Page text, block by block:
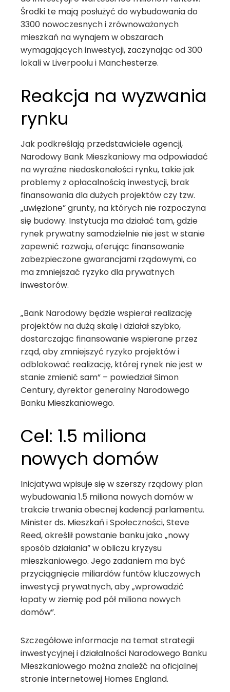
Środki te mają posłużyć do wybudowania do
3300 nowoczesnych i zrównoważonych
mieszkań na wynajem w obszarach
wymagających inwestycji, zaczynając od 300
lokali w Liverpoolu i Manchesterze.
Reakcja na wyzwania
rynku
Jak podkreślają przedstawiciele agencji,
Narodowy Bank Mieszkaniowy ma odpowiadać
na wyraźne niedoskonałości rynku, takie jak
problemy z opłacalnością inwestycji, brak
finansowania dla dużych projektów czy tzw.
„uwięzione” grunty, na których nie rozpoczyna
się budowy. Instytucja ma działać tam, gdzie
rynek prywatny samodzielnie nie jest w stanie
zapewnić rozwoju, oferując finansowanie
zabezpieczone gwarancjami rządowymi, co
ma zmniejszać ryzyko dla prywatnych
inwestorów.
„Bank Narodowy będzie wspierał realizację
projektów na dużą skalę i działał szybko,
dostarczając finansowanie wspierane przez
rząd, aby zmniejszyć ryzyko projektów i
odblokować realizację, której rynek nie jest w
stanie zmienić sam” – powiedział Simon
Century, dyrektor generalny Narodowego
Banku Mieszkaniowego.
Cel: 1.5 miliona
nowych domów
Inicjatywa wpisuje się w szerszy rządowy plan
wybudowania 1.5 miliona nowych domów w
trakcie trwania obecnej kadencji parlamentu.
Minister ds. Mieszkań i Społeczności, Steve
Reed, określił powstanie banku jako „nowy
sposób działania” w obliczu kryzysu
mieszkaniowego. Jego zadaniem ma być
przyciągnięcie miliardów funtów kluczowych
inwestycji prywatnych, aby „wprowadzić
łopaty w ziemię pod pół miliona nowych
domów”.
Szczegółowe informacje na temat strategii
inwestycyjnej i działalności Narodowego Banku
Mieszkaniowego można znaleźć na oficjalnej
stronie internetowej Homes England.